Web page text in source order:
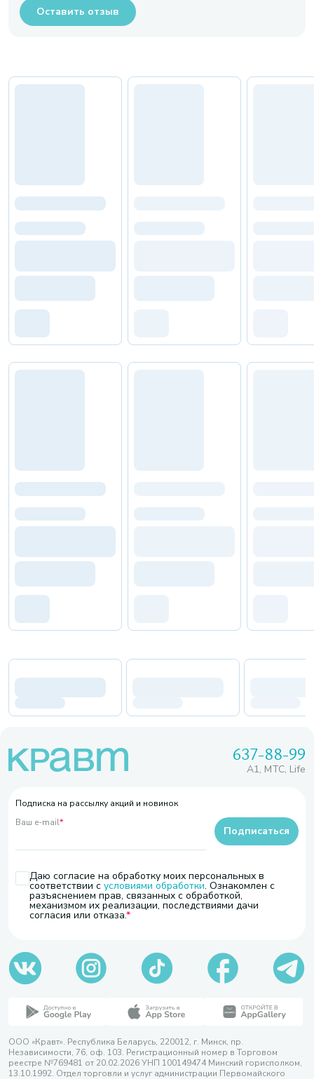
Оставить отзыв
637-88-99
A1, МТС, Life
Подписка на рассылку акций и новинок
Ваш e-mail*
Даю согласие на обработку моих персональных в
соответствии с условиями обработки. Ознакомлен с
разъяснением прав, связанных с обработкой,
механизмом их реализации, последствиями дачи
согласия или отказа.
Подписаться
ООО «Кравт». Республика Беларусь, 220012, г. Минск, пр.
Независимости, 76, оф. 103. Регистрационный номер в Торговом
реестре №769481 от 20.02.2026 УНП 100149474 Минский горисполком,
13.10.1992. Отдел торговли и услуг администрации Первомайского